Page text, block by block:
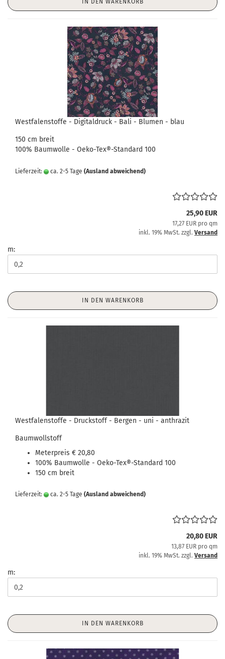
IN DEN WARENKORB
Westfalenstoffe - Digitaldruck - Bali - Blumen - blau
150 cm breit
100% Baumwolle - Oeko-Tex®-Standard 100
Lieferzeit: ca. 2-5 Tage (Ausland abweichend)
25,90 EUR
17,27 EUR pro qm
inkl. 19% MwSt. zzgl. Versand
m:
IN DEN WARENKORB
Westfalenstoffe - Druckstoff - Bergen - uni - anthrazit
Baumwollstoff
Meterpreis € 20,80
100% Baumwolle - Oeko-Tex®-Standard 100
150 cm breit
Lieferzeit: ca. 2-5 Tage (Ausland abweichend)
20,80 EUR
13,87 EUR pro qm
inkl. 19% MwSt. zzgl. Versand
m:
IN DEN WARENKORB